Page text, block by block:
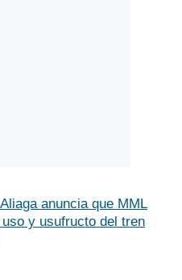
anuncia que MML
y usufructo del tren